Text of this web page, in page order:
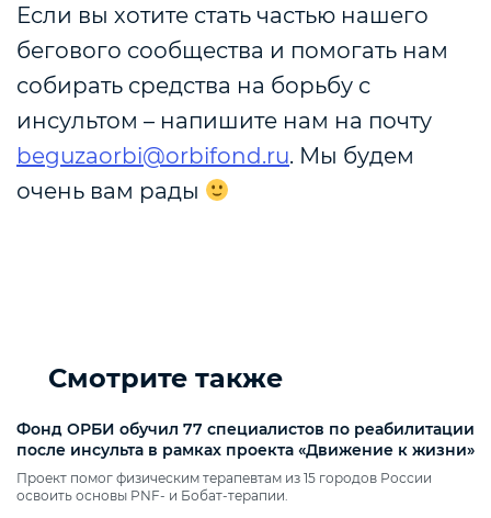
Если вы хотите стать частью нашего
бегового сообщества и помогать нам
собирать средства на борьбу с
инсультом – напишите нам на почту
beguzaorbi@orbifond.ru. Мы будем
очень вам рады
Смотрите также
Фонд ОРБИ обучил 77 специалистов по реабилитации
после инсульта в рамках проекта «Движение к жизни»
Проект помог физическим терапевтам из 15 городов России
освоить основы PNF‑ и Бобат‑терапии.